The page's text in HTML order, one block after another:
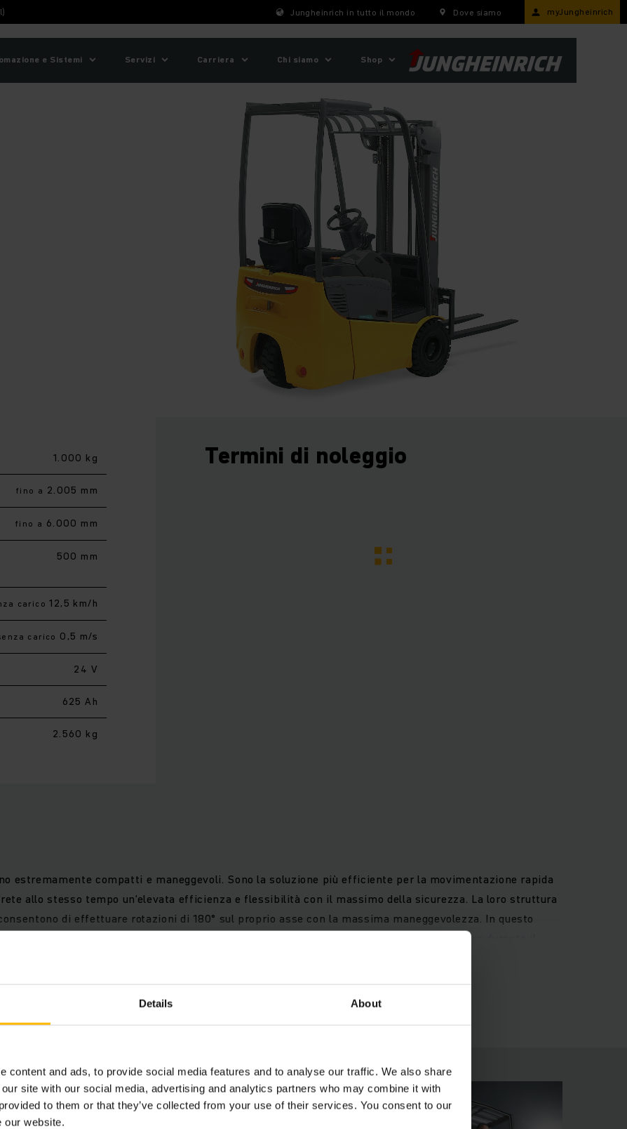
Details About
content and ads, to provide social media features and to analyse our traffic. We also share
site with our social media, advertising and analytics partners who may combine it with
to them or that they’ve collected from your use of their services. You consent to our
our website.
Jungheinrich in tutto il mondo Dove siamo myJungheinrich
e Sistemi Servizi Carriera Chi siamo Shop
1.000 kg
fino a 2.005 mm
fino a 6.000 mm
500 mm
carico 12,5 km/h
carico 0,5 m/s
24 V
625 Ah
2.560 kg
Termini di noleggio
estremamente compatti e maneggevoli. Sono la soluzione più efficiente per la movimentazione rapida
allo stesso tempo un’elevata efficienza e flessibilità con il massimo della sicurezza. La loro struttura
di effettuare rotazioni di 180° sul proprio asse con la massima maneggevolezza. In questo
e con precisione, con le migliori prestazioni anche negli spazi più angusti, in particolare durante il
acido con accesso diretto assicurano elevate prestazioni e resistenza.Sono garantite dai motori
da manutenzione e una plancia comandi ergonomica con buona visibilità per un comportamento di
di configurazione personalizzata in base alle esigenze dell'operatore che costituiscono la base